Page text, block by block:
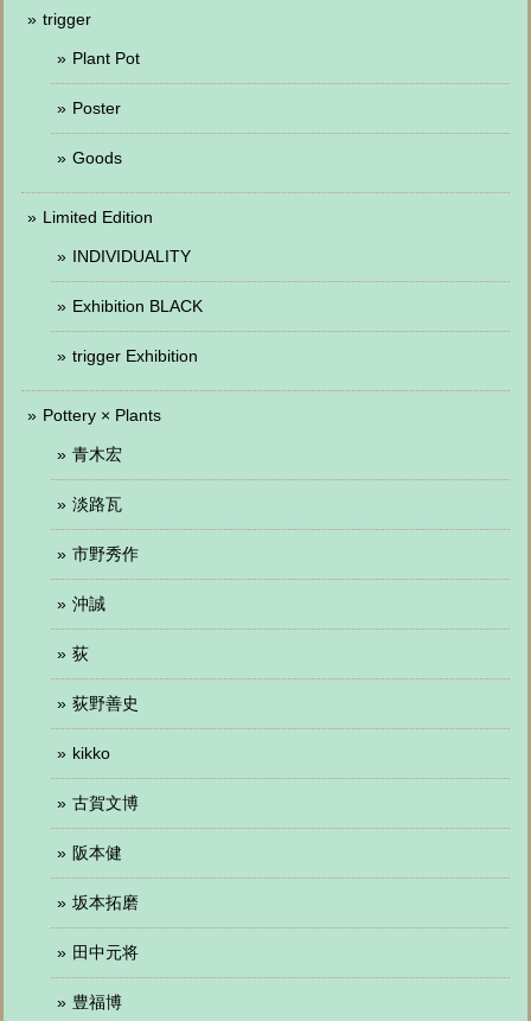
trigger
Plant Pot
Poster
Goods
Limited Edition
INDIVIDUALITY
Exhibition BLACK
trigger Exhibition
Pottery × Plants
青木宏
淡路瓦
市野秀作
沖誠
荻
荻野善史
kikko
古賀文博
阪本健
坂本拓磨
田中元将
豊福博